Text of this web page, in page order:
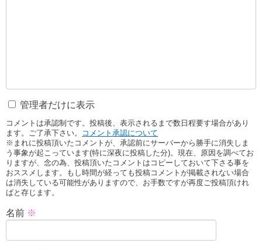
管理者だけに表示
コメントは承認制です。投稿後、表示されるまで数日程要す場合があり
ます。ご了承下さい。
コメント承認について
※まれに投稿頂いたコメントが、承認前にサーバーから勝手に消失しま
う事象が起こっています(特に深夜に投稿した分)。現在、原因を調べてお
りますが、念の為、投稿頂いたコメントはコピーしておいて下さる事を
おススメします。もし時間が経っても投稿コメントが掲載されない場合
は消失している可能性がありますので、お手数ですが再度ご投稿頂けれ
ばと存じます。
名前 ※